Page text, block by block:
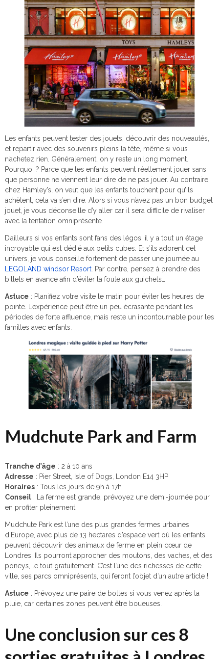
Les enfants peuvent tester des jouets, découvrir des nouveautés,
et repartir avec des souvenirs pleins la tête, même si vous
n’achetez rien. Généralement, on y reste un long moment.
Pourquoi ? Parce que les enfants peuvent réellement jouer sans
que personne ne viennent leur dire de ne pas jouer. Au contraire,
chez Hamley’s, on veut que les enfants touchent pour qu’ils
achètent, cela va s’en dire. Alors si vous n’avez pas un bon budget
jouet, je vous déconseille d’y aller car il sera difficile de rivaliser
avec la tentation omniprésente.
D’ailleurs si vos enfants sont fans des légos, il y a tout un étage
incroyable qui est dédié aux petits cubes. Et s’ils adorent cet
univers, je vous conseille fortement de passer une journée au
LEGOLAND windsor Resort. Par contre, pensez à prendre des
billets en avance afin d’éviter la foule aux guichets…
Astuce : Planifiez votre visite le matin pour éviter les heures de
pointe. L’expérience peut être un peu écrasante pendant les
périodes de forte affluence, mais reste un incontournable pour les
familles avec enfants.
Mudchute Park and Farm
Tranche d’âge : 2 à 10 ans
Adresse : Pier Street, Isle of Dogs, London E14 3HP
Horaires : Tous les jours de 9h à 17h
Conseil : La ferme est grande, prévoyez une demi-journée pour
en profiter pleinement.
Mudchute Park est l’une des plus grandes fermes urbaines
d’Europe, avec plus de 13 hectares d’espace vert où les enfants
peuvent découvrir des animaux de ferme en plein cœur de
Londres. Ils pourront approcher des moutons, des vaches, et des
poneys, le tout gratuitement. C’est l’une des richesses de cette
ville, ses parcs omniprésents, qui feront l’objet d’un autre article !
Astuce : Prévoyez une paire de bottes si vous venez après la
pluie, car certaines zones peuvent être boueuses.
Une conclusion sur ces 8